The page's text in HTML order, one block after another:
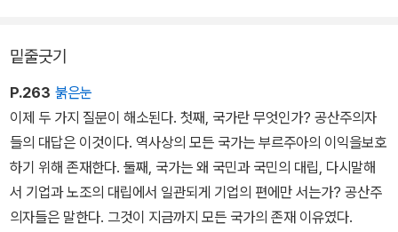
“충분한 시간과 경험이 주어지지 않은 가운데, 자신의 궁극적인 모습
으로 한 번에 도약하는 사람은 없다. 인생이라는 긴 시간 동안 우리는
자신만의 계단을 밟고 올라가야 한다.
당신도 기억하고 있을 거라 생각한다. 세계가 무너지는 것을 처음으
로 목도했을 때를 말이다. 견고하던 세계에 균열이 가고 삶의 방향을
크게 바꿔야만 했던 시점을. 나는 비교적 정확히 기억하고 있다. 그건
밑줄긋기
P.263 붉은눈
이제 두 가지 질문이 해소된다. 첫째, 국가란 무엇인가? 공산주의자
들의 대답은 이것이다. 역사상의 모든 국가는 부르주아의 이익을보호
하기 위해 존재한다. 둘째, 국가는 왜 국민과 국민의 대립, 다시말해
서 기업과 노조의 대립에서 일관되게 기업의 편에만 서는가? 공산주
의자들은 말한다. 그것이 지금까지 모든 국가의 존재 이유였다.